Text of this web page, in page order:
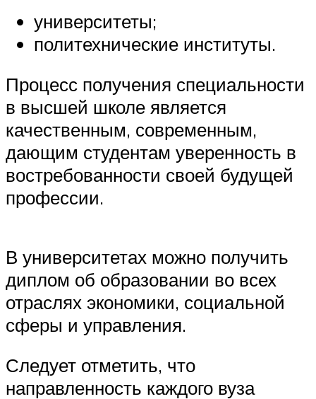
университеты;
политехнические институты.
Процесс получения специальности
в высшей школе является
качественным, современным,
дающим студентам уверенность в
востребованности своей будущей
профессии.
В университетах можно получить
диплом об образовании во всех
отраслях экономики, социальной
сферы и управления.
Следует отметить, что
направленность каждого вуза